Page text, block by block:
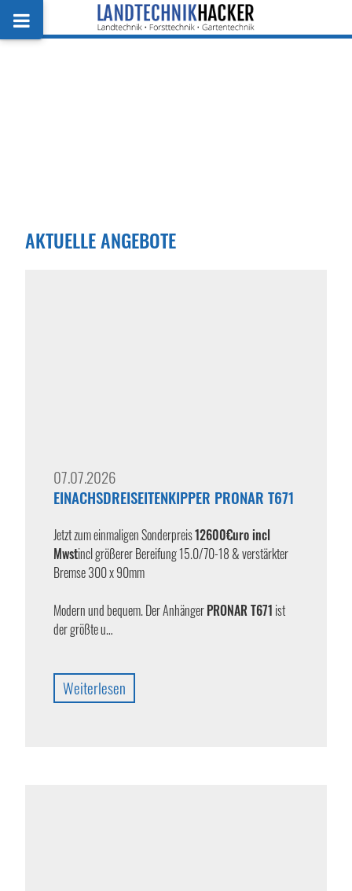
AKTUELLE ANGEBOTE
07.07.2026
EINACHSDREISEITENKIPPER PRONAR T671
Jetzt zum einmaligen Sonderpreis12600€uro incl
Mwstincl größerer Bereifung 15.0/70-18 & verstärkter
Bremse 300 x 90mm
Modern und bequem. Der AnhängerPRONAR T671 ist
der größte u…
Weiterlesen